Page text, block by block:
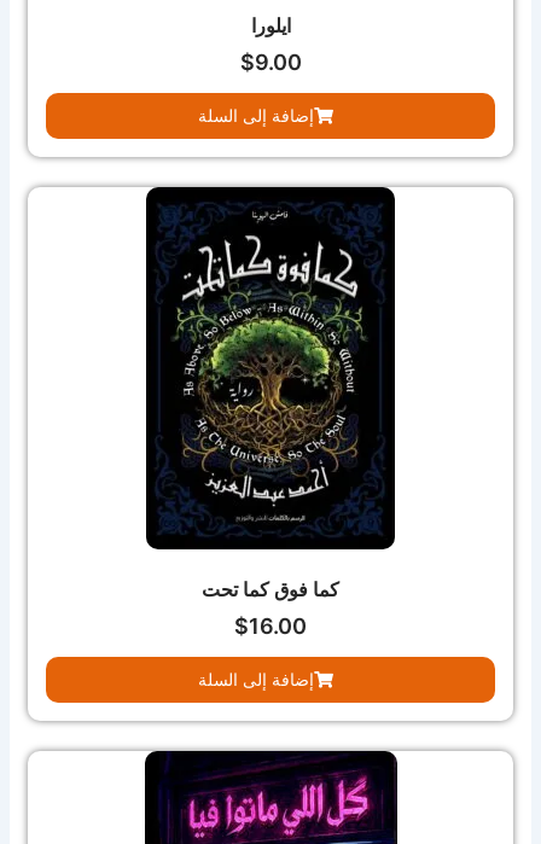
ايلورا
$9.00
إضافة إلى السلة
كما فوق كما تحت
$16.00
إضافة إلى السلة